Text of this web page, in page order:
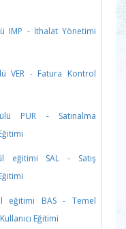
IMP - İthalat Yönetimi
VER - Fatura Kontrol
PUR - Satınalma
eğitimi SAL - Satış
eğitimi BAS - Temel
Eğitimi